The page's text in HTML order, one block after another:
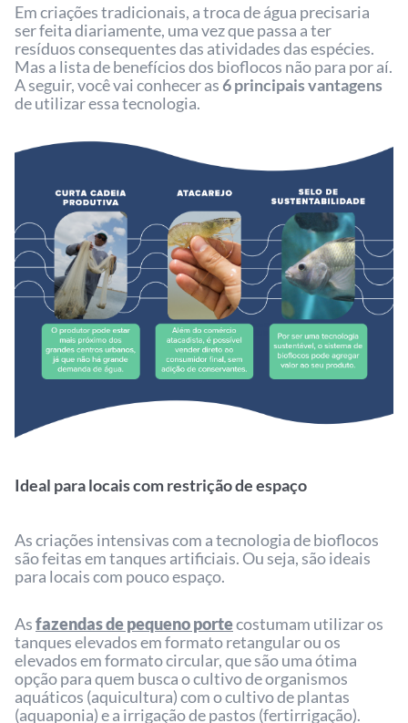
Em criações tradicionais, a troca de água precisaria
ser feita diariamente, uma vez que passa a ter
resíduos consequentes das atividades das espécies.
Mas a lista de benefícios dos bioflocos não para por aí.
A seguir, você vai conhecer as6 principais vantagens
de utilizar essa tecnologia.
Ideal para locais com restrição de espaço
As criações intensivas com a tecnologia de bioflocos
são feitas em tanques artificiais. Ou seja, são ideais
para locais com pouco espaço.
Asfazendas de pequeno portecostumam utilizar os
tanques elevados em formato retangular ou os
elevados em formato circular, que são uma ótima
opção para quem busca o cultivo de organismos
aquáticos (aquicultura) com o cultivo de plantas
(aquaponia) e a irrigação de pastos (fertirrigação).